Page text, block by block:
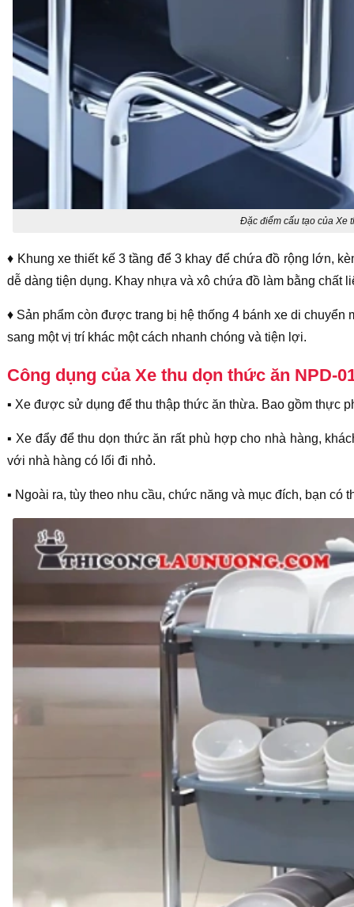
Đặc điểm cấu tạo của Xe
♦ Khung xe thiết kế 3 tầng để 3 khay để chứa đồ rộng lớn,
dễ dàng tiện dụng. Khay nhựa và xô chứa đồ làm bằng chất
♦ Sản phẩm còn được trang bị hệ thống 4 bánh xe di
sang một vị trí khác một cách nhanh chóng và tiện lợi.
Công dụng của Xe thu dọn thức ăn NPD-
▪️ Xe được sử dụng để thu thập thức ăn thừa. Bao gồm thực
▪️ Xe đẩy để thu dọn thức ăn rất phù hợp cho nhà hàng,
với nhà hàng có lối đi nhỏ.
▪️ Ngoài ra, tùy theo nhu cầu, chức năng và mục đích, bạn có